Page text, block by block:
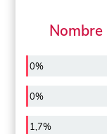
Nombre
0%
0%
1,7%